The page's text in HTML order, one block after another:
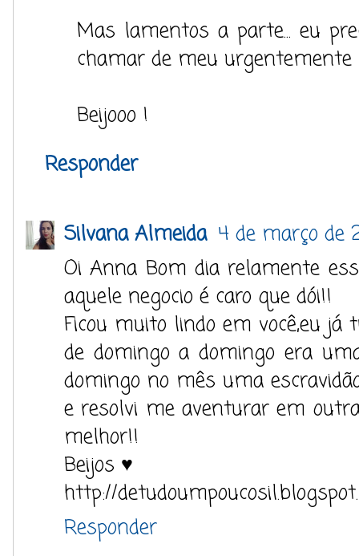
Mas lamentos a parte... eu
chamar de meu urgentemente
Beijooo !
Responder
Silvana Almeida 4 de março de
Oi Anna Bom dia relamente
aquele negocio é caro que dói!!
Ficou muito lindo em você,eu já
de domingo a domingo era
domingo no mês uma
e resolvi me aventurar em
melhor!!
Beijos ♥
http://
Responder